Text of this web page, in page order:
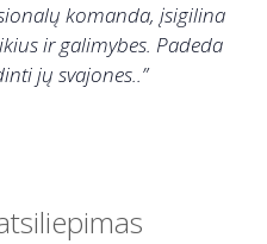
komanda, įsigilina
ir galimybes. Padeda
jų svajones..”